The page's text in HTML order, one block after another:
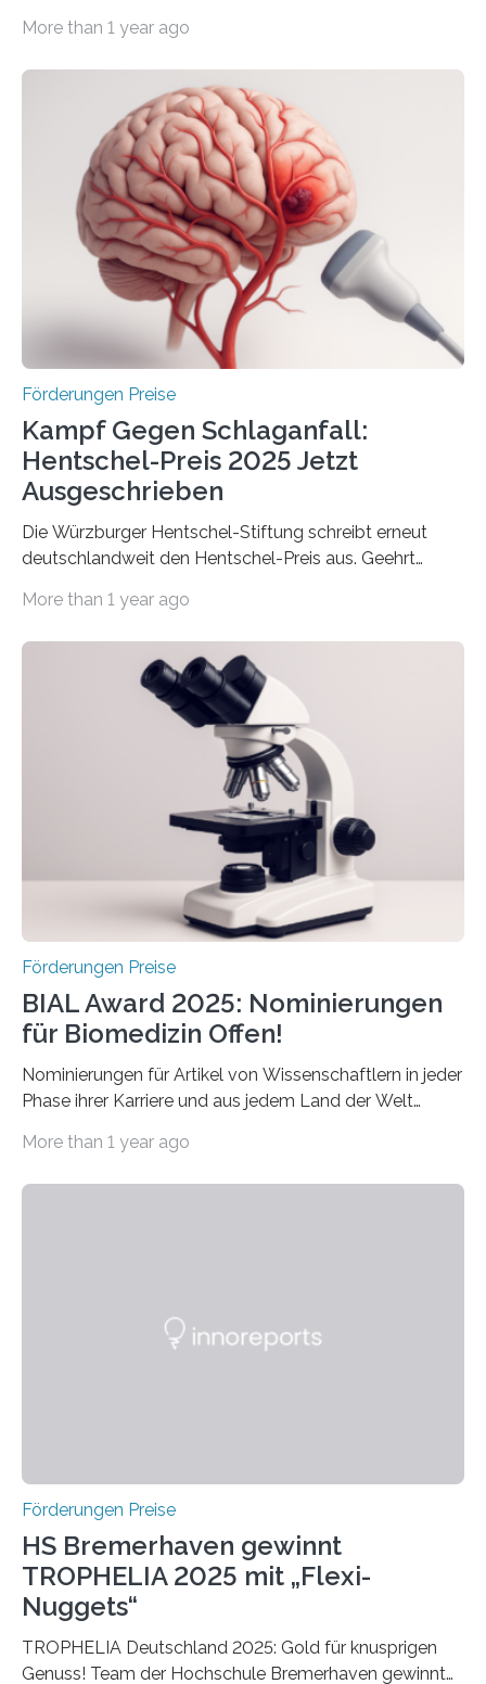
Überplanmäßige Verpflichtungsermächtigungen in
Woche vom Haushaltsausschuss freigegeben – unter
anderem zur Unterstützung der
Industrieforschungsprogramme Industrielle
Gemeinschaftsforschung (IGF), Zentrales
Innovationsprogramm Mittelstand (ZIM) und
Innovationskompetenz INNO-KOM. Auf dem
Innovationstag Mittelstand 2025 am 5. Juni 2025 in
Berlin überbrachte das Bundesministerium für
Wirtschaft und Energie eine gute Nachricht:
Überplanmäßige Verpflichtungsermächtigungen in
More than 1 year ago
Förderungen Preise
Kampf Gegen Schlaganfall:
Hentschel-Preis 2025 Jetzt
Ausgeschrieben
Die Würzburger Hentschel-Stiftung schreibt erneut
deutschlandweit den Hentschel-Preis aus. Geehrt
hochrangige wissenschaftliche Publikation zum Thema
Schlaganfall“ mit Sitz in Würzburg fördert die
Schlaganfallforschung, um die Behandlung der
Betroffenen zu verbessern. Dazu schreibt sie auch in
diesem Jahr wieder deutschlandweit den Hentschel-
Preis aus. Er richtet sich gezielt an jüngere
Forscherinnen und Forscher unter 40 Jahren. Geehrt
werden soll eine herausragende Doktorarbeit oder eine
hochrangige wissenschaftliche Publikation zum Thema
More than 1 year ago
Förderungen Preise
BIAL Award 2025: Nominierungen
für Biomedizin Offen!
Nominierungen für Artikel von Wissenschaftlern in jeder
Phase ihrer Karriere und aus jedem Land der Welt
Leben gerufen, um die bemerkenswertesten
Foundation, des BIAL Award in Biomedicine ist in
More than 1 year ago
Förderungen Preise
HS Bremerhaven gewinnt
TROPHELIA 2025 mit „Flexi-
Nuggets“
TROPHELIA Deutschland 2025: Gold für knusprigen
Genuss! Team der Hochschule Bremerhaven gewinnt